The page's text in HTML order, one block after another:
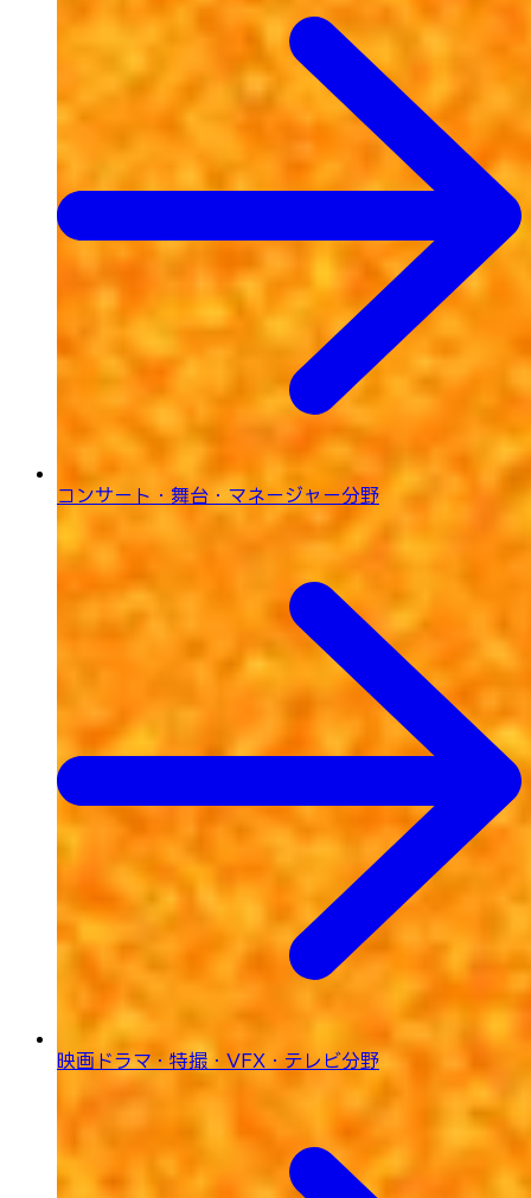
コンサート・舞台・ マネージャー分野
映画ドラマ・特撮・ VFX・テレビ分野